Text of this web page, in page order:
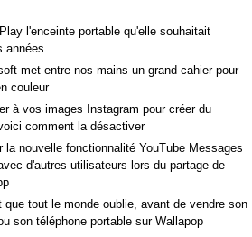
l'enceinte portable qu'elle souhaitait
années
met entre nos mains un grand cahier pour
couleur
à vos images Instagram pour créer du
comment la désactiver
la nouvelle fonctionnalité YouTube Messages
d'autres utilisateurs lors du partage de
que tout le monde oublie, avant de vendre son
son téléphone portable sur Wallapop